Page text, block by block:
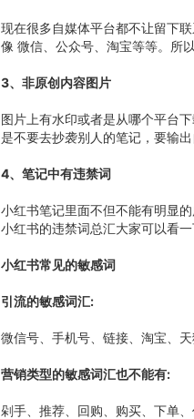
现在很多自媒体平台都不让留下
像 微信、公众号、淘宝等等。所
3、非原创内容图片
图片上有水印或者是从哪个平台
是不要去抄袭别人的笔记，要输
4、笔记中有违禁词
小红书笔记里面不但不能有明显
小红书的违禁词总汇大家可以看
小红书常见的敏感词
引流的敏感词汇:
微信号、手机号、链接、淘宝、
营销类型的敏感词汇也不能有:
剁手、推荐、回购、购买、下单